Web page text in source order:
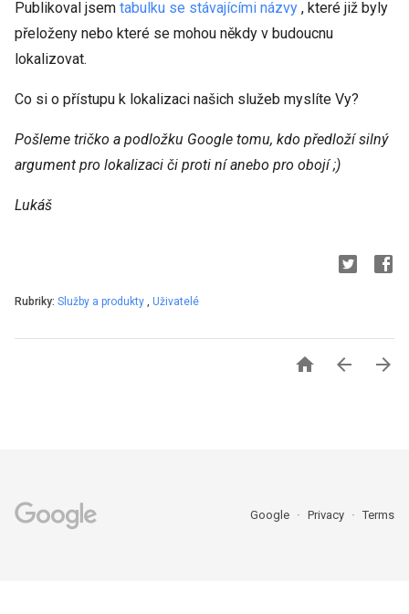
Publikoval jsem tabulku se stávajícími názvy , které již byly
přeloženy nebo které se mohou někdy v budoucnu
lokalizovat.
Co si o přístupu k lokalizaci našich služeb myslíte Vy?
Pošleme tričko a podložku Google tomu, kdo předloží silný
argument pro lokalizaci či proti ní anebo pro obojí ;)
Lukáš
Rubriky: Služby a produkty , Uživatelé
  
Google Privacy Terms